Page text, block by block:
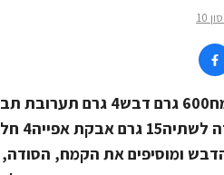
10
חומרים500 גרם קמח600